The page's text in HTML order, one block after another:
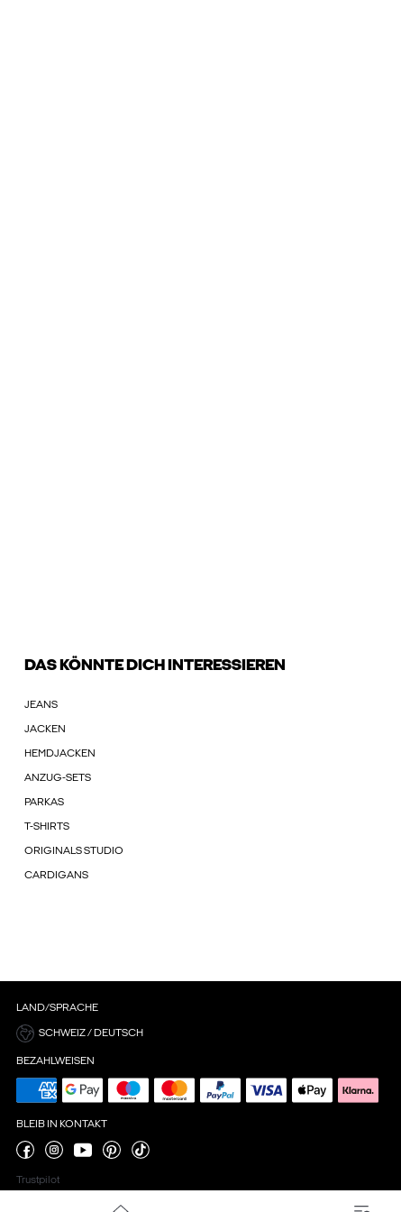
DAS KÖNNTE DICH INTERESSIEREN
JEANS
JACKEN
HEMDJACKEN
ANZUG-SETS
PARKAS
T-SHIRTS
ORIGINALS STUDIO
CARDIGANS
LAND/SPRACHE
SCHWEIZ / DEUTSCH
BEZAHLWEISEN
BLEIB IN KONTAKT
Trustpilot